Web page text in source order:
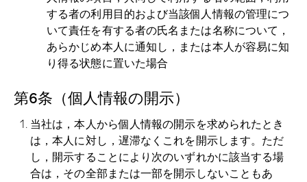
する者の利用目的および当該個人情報の管理につ
いて責任を有する者の氏名または名称について，
あらかじめ本人に通知し，または本人が容易に知
り得る状態に置いた場合
第6条（個人情報の開示）
当社は，本人から個人情報の開示を求められたとき
は，本人に対し，遅滞なくこれを開示します。ただ
し，開示することにより次のいずれかに該当する場
合は，その全部または一部を開示しないこともあ